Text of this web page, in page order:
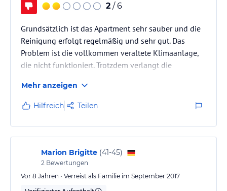
2 / 6
Grundsätzlich ist das Apartment sehr sauber und die
Reinigung erfolgt regelmäßig und sehr gut. Das
Problem ist die vollkommen veraltete Klimaanlage,
die nicht funktioniert. Trotzdem verlangt die
ist, dass die Vermieterin nie Vorort ist und lediglich
telefonisch erreichbar ist. Das macht es sehr
schwierig, Probleme zu lösen.
Mehr anzeigen
Hilfreich Teilen
Marion Brigitte (41-45)
2 Bewertungen
Vor 8 Jahren • Verreist als Familie im September 2017